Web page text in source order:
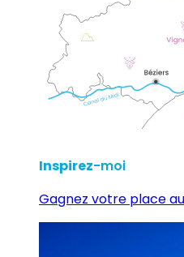
Inspirez-moi
Gagnez votre place